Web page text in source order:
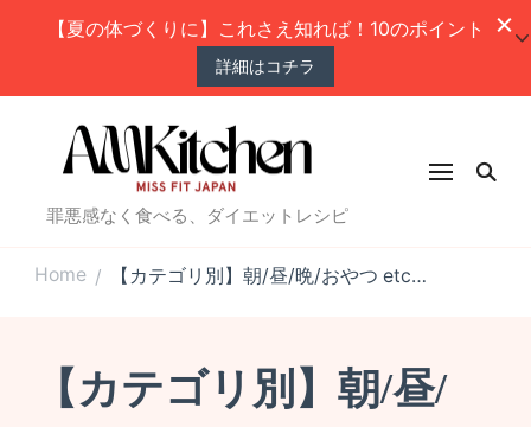
【夏の体づくりに】これさえ知れば！10のポイント
詳細はコチラ
罪悪感なく食べる、ダイエットレシピ
Home / 【カテゴリ別】朝/昼/晩/おやつ etc…
【カテゴリ別】朝/昼/